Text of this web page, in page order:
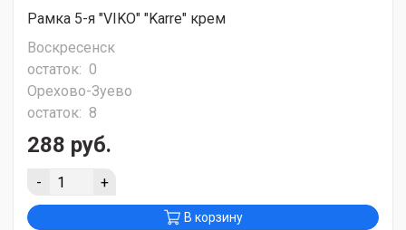
Рамка 5-я "VIKO" "Karre" крем
Воскресенск
остаток: 0
Орехово-Зуево
остаток: 8
288 руб.
- +
В корзину